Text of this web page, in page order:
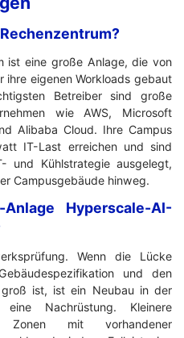
ist eine große Anlage, die von
ihre eigenen Workloads gebaut
Betreiber sind große
wie AWS, Microsoft
Alibaba Cloud. Ihre Campus
IT-Last erreichen und sind
und Kühlstrategie ausgelegt,
Campusgebäude hinweg.
Hyperscale-AI-
Wenn die Lücke
und den
ist, ist ein Neubau in der
Nachrüstung. Kleinere
mit vorhandener